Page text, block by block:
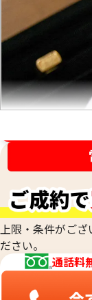
金や白金などの
す。比重とは、
物質の1立方セン
物質を1センチ
ンチメートルあ
PT900のように何
でも、その混合
が付いていない
るものの純度を
な査定額は、こ
専門知識と経験
刻印がなくて純度
と組み合わされ
専門的な技術で
す。他店で「買
めずにご相談く
これまでお値段
つかるかもしれ
持ち込みください
上限・条件がござ
ださい。
通話料